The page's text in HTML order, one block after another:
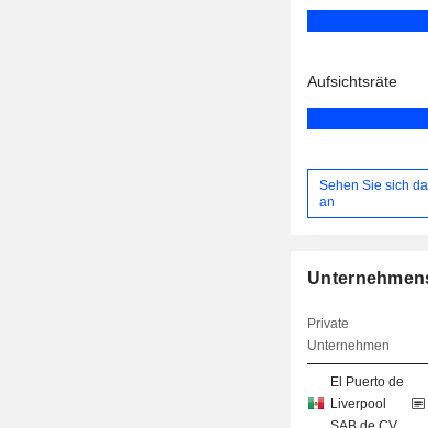
Aufsichtsräte
Sehen Sie sich
an
Private
Unternehmen
El Puerto de
Liverpool